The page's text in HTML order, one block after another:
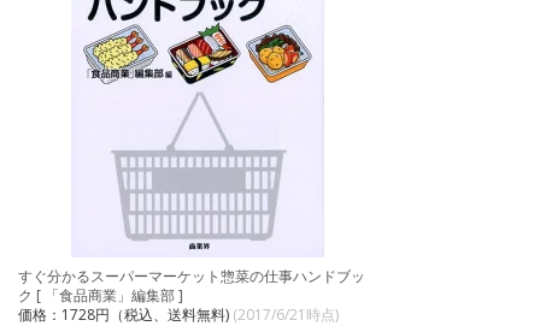
すぐ分かるスーパーマーケット惣菜の仕事ハンドブッ
ク [ 「食品商業」編集部 ]
価格：1728円（税込、送料無料) (2017/6/21時点)